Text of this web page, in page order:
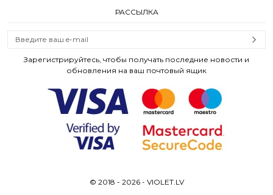
РАССЫЛКА
Зарегистрируйтесь, чтобы получать последние новости и
обновления на ваш почтовый ящик
© 2018 - 2026 - VIOLET.LV